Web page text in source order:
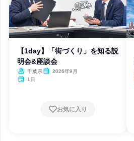
【1day】「街づくり」を知る説
明会&座談会
千葉県
2026年9月
1日
お気に入り